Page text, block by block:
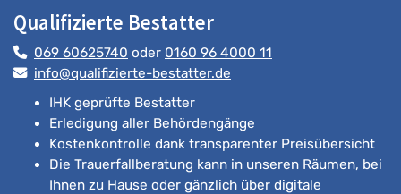
Qualifizierte Bestatter
069 60625740 oder 0160 96 4000 11
info@qualifizierte-bestatter.de
IHK geprüfte Bestatter
Erledigung aller Behördengänge
Kostenkontrolle dank transparenter Preisübersicht
Die Trauerfallberatung kann in unseren Räumen, bei
Ihnen zu Hause oder gänzlich über digitale